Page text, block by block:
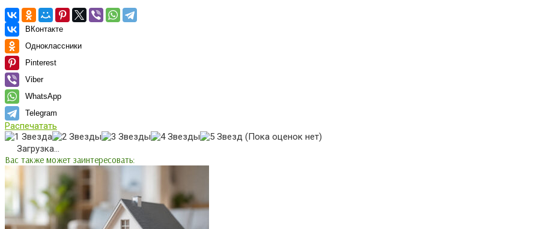
ВКонтакте
Одноклассники
Pinterest
Viber
WhatsApp
Telegram
Распечатать
(Пока оценок нет)
Загрузка...
Вас также может заинтересовать: